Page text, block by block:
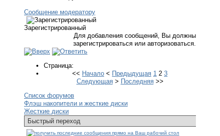
Сообщение модератору
Зарегистрированный
Для добавления сообщений, Вы должны
зарегистрироваться или авторизоваться.
Страница:
<< Начало < Предыдущая 1 2 3
Следующая> Последняя>>
Список форумов
Флэш накопители и жесткие диски
Жесткие диски